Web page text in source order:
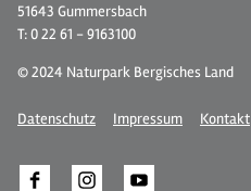
51643 Gummersbach
T: 0 22 61 - 9163100
© 2024 Naturpark Bergisches Land
Datenschutz Impressum Kontakt